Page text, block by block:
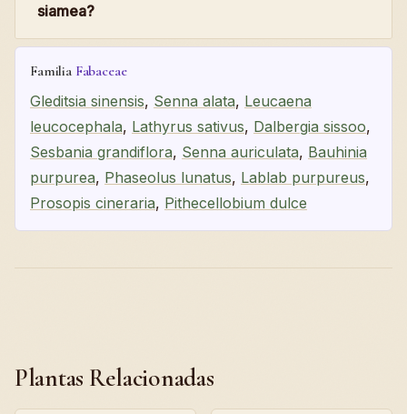
siamea?
Familia Fabaceae
Gleditsia sinensis, Senna alata, Leucaena
leucocephala, Lathyrus sativus, Dalbergia sissoo,
Sesbania grandiflora, Senna auriculata, Bauhinia
purpurea, Phaseolus lunatus, Lablab purpureus,
Prosopis cineraria, Pithecellobium dulce
Plantas Relacionadas